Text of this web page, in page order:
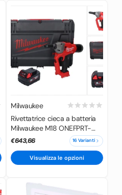
Milwaukee
Rivettatrice cieca a batteria
Milwaukee M18 ONEFPRT-
501X 18 V 20 kN brushless +
1x batteria 5,0 Ah + scatola
HD - senza caricabatterie
€643,66 16 Varianti
Visualizza le opzioni